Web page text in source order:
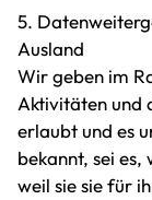
5.
Ausland
Wir geben im
Aktivitäten und
erlaubt und es
bekannt, sei es,
weil sie sie für